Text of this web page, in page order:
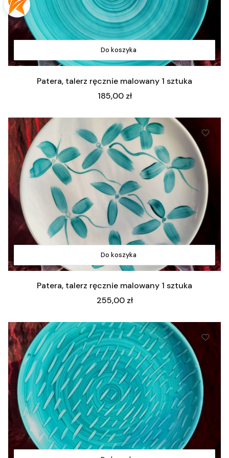
Do koszyka
Patera, talerz ręcznie malowany 1 sztuka
Cena
185,00 zł
Do koszyka
Patera, talerz ręcznie malowany 1 sztuka
Cena
255,00 zł